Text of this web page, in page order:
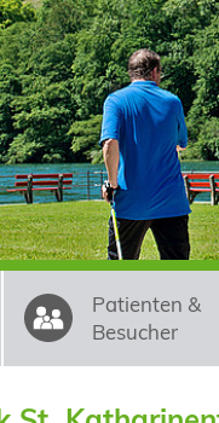
Patienten &
Besucher